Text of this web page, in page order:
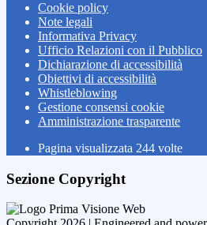
Cookie policy
Note legali
Informativa Privacy
Ufficio Relazioni con il Pubblico
Dichiarazione di accessibilità
Obiettivi di accessibilità
Whistleblowing
Gestione consensi cookie
Amministrazione trasparente
Pagina visualizzata 244 volte
Sezione Copyright